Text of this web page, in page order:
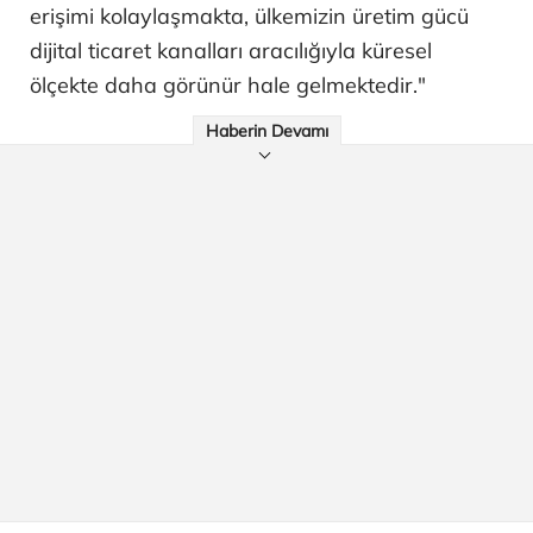
erişimi kolaylaşmakta, ülkemizin üretim gücü
dijital ticaret kanalları aracılığıyla küresel
ölçekte daha görünür hale gelmektedir."
Haberin Devamı